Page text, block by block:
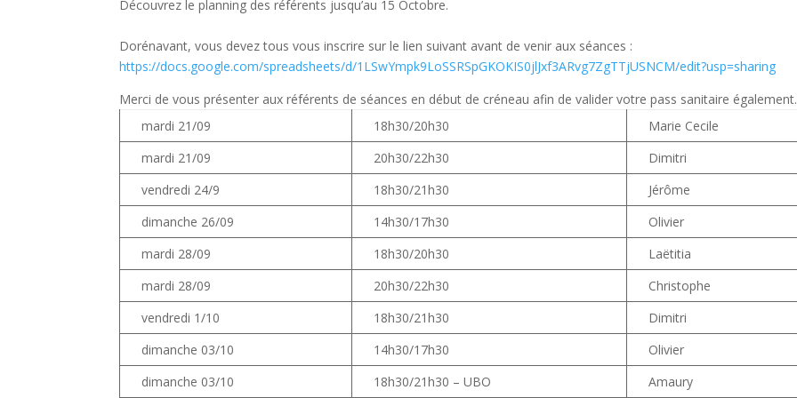
Découvrez le planning des référents jusqu’au 15 Octobre.
Dorénavant, vous devez tous vous inscrire sur le lien suivant avant de venir aux séances :
https://docs.google.com/spreadsheets/d/1LSwYmpk9LoSSRSpGKOKIS0jlJxf3ARvg7ZgTTjUSNCM/edit?usp=sharing
Merci de vous présenter aux référents de séances en début de créneau afin de valider votre pass sanitaire également.
mardi 21/09
18h30/20h30
Marie Cecile
mardi 21/09
20h30/22h30
Dimitri
vendredi 24/9
18h30/21h30
Jérôme
dimanche 26/09
14h30/17h30
Olivier
mardi 28/09
18h30/20h30
Laëtitia
mardi 28/09
20h30/22h30
Christophe
vendredi 1/10
18h30/21h30
Dimitri
dimanche 03/10
14h30/17h30
Olivier
dimanche 03/10
18h30/21h30 – UBO Amaury